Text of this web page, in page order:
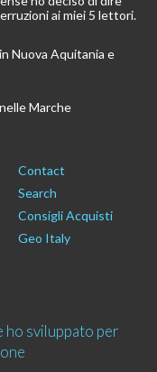
ai miei 5 lettori.
Nuova Aquitania e
Marche
Contact
Search
Consigli Acquisti
Geo Italy
ho sviluppato per